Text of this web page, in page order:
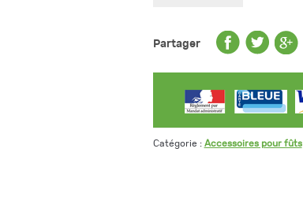
Partager
Catégorie : Accessoires pour fûts